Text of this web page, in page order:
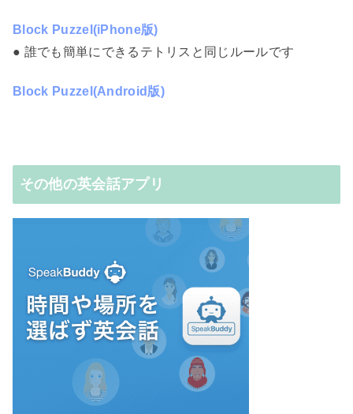
Block Puzzel(iPhone版)
● 誰でも簡単にできるテトリスと同じルールです
Block Puzzel(Android版)
その他の英会話アプリ